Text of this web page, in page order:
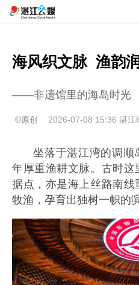
海风织文脉  渔韵
——非遗馆里的海岛时光
©原创 2026-07-08 15:36 湛江
坐落于湛江湾的调顺
年厚重渔耕文脉。古时
据点，亦是海上丝路南
牧渔，孕育出独树一帜的